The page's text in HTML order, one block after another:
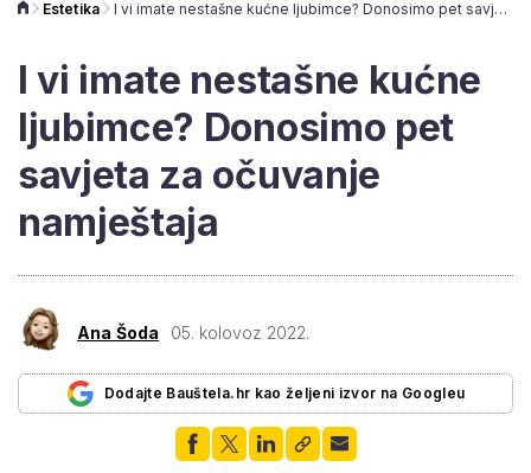
Estetika I vi imate nestašne kućne ljubimce? Donosimo pet savjeta za očuvanje namještaja
I vi imate nestašne kućne
ljubimce? Donosimo pet
savjeta za očuvanje
namještaja
Ana Šoda 05. kolovoz 2022.
Dodajte Bauštela.hr kao željeni izvor na Googleu